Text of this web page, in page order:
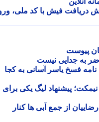
فیش با کد ملی، ورود
جدایی نیست
فسخ یاسر آسانی به کجا
پیشنهاد لیگ یکی برای
از جمع آبی ها کنار